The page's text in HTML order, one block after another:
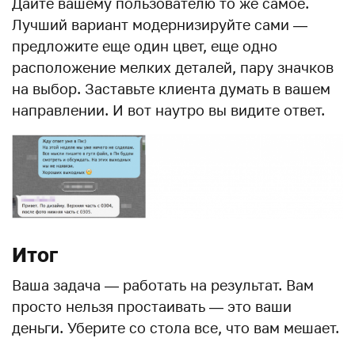
Лучший вариант модернизируйте сами —
предложите еще один цвет, еще одно
расположение мелких деталей, пару значков
на выбор. Заставьте клиента думать в вашем
направлении. И вот наутро вы видите ответ.
Итог
Ваша задача — работать на результат. Вам
просто нельзя простаивать — это ваши
деньги. Уберите со стола все, что вам мешает.